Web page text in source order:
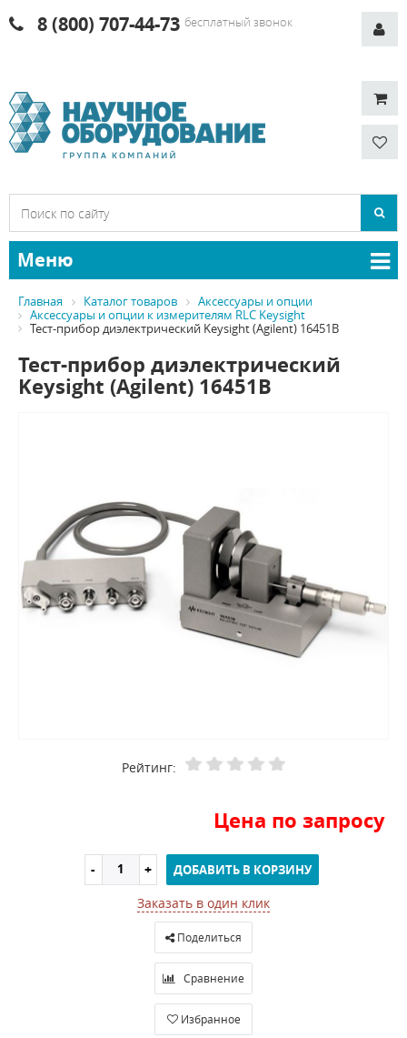
8 (800) 707-44-73 бесплатный звонок
Меню
Главная Каталог товаров
Аксессуары и опции
Аксессуары и опции к измерителям RLC Keysight
Тест-прибор диэлектрический Keysight (Agilent) 16451B
Тест-прибор диэлектрический
Keysight (Agilent) 16451B
Рейтинг:
Цена по запросу
ДОБАВИТЬ В КОРЗИНУ
Заказать в один клик
Поделиться
Сравнение
Избранное